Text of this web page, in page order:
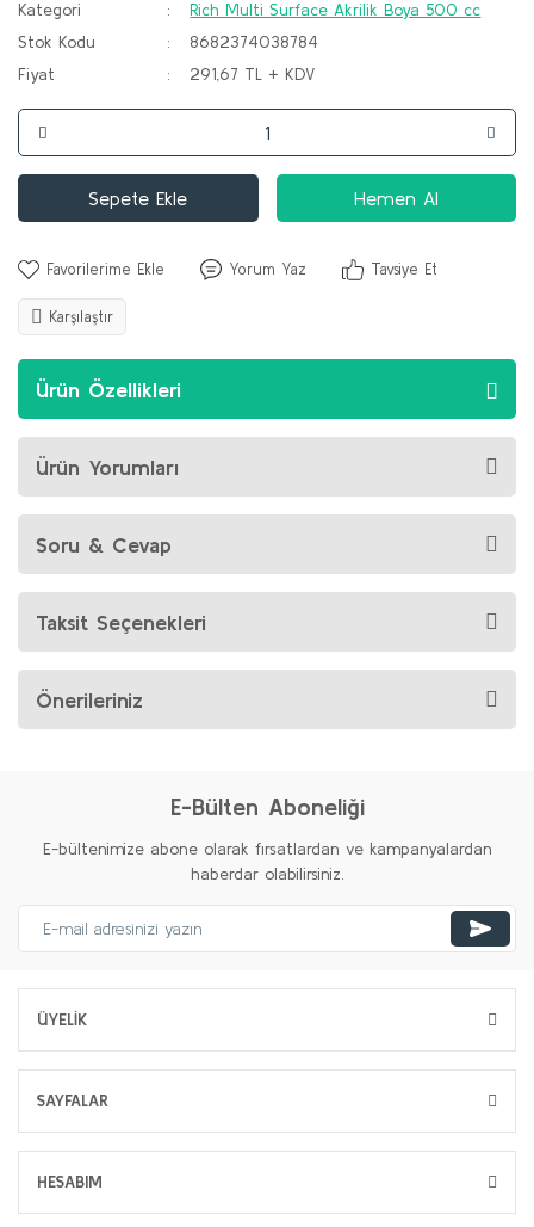
Kategori
Rich Multi Surface Akrilik Boya 500 cc
Stok Kodu
8682374038784
Fiyat
291,67 TL + KDV
Sepete Ekle Hemen Al
Yorum Yaz Tavsiye Et
Karşılaştır
Ürün Özellikleri
Ürün Yorumları
Soru & Cevap
Taksit Seçenekleri
Önerileriniz
E-Bülten Aboneliği
E-bültenimize abone olarak fırsatlardan ve kampanyalardan
haberdar olabilirsiniz.
ÜYELİK
SAYFALAR
HESABIM